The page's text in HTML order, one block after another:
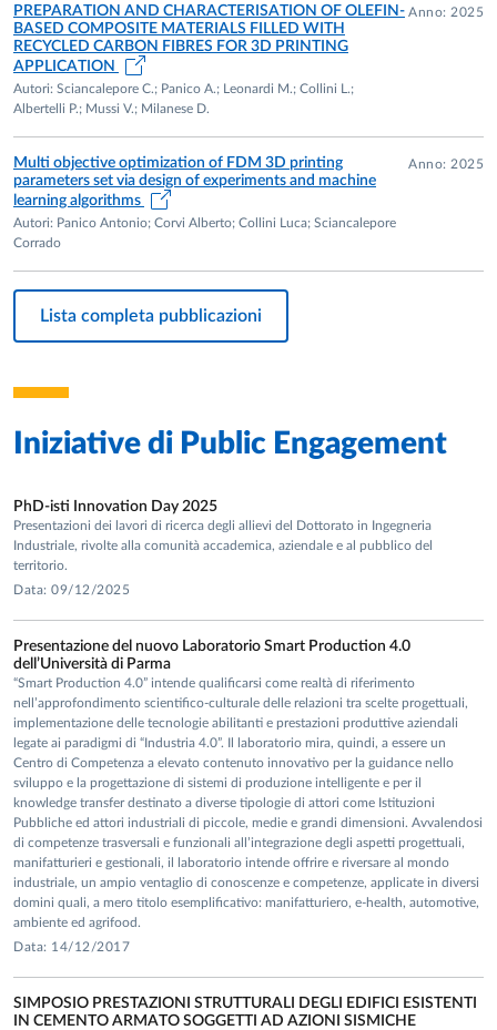
PREPARATION AND CHARACTERISATION OF OLEFIN-
BASED COMPOSITE MATERIALS FILLED WITH
RECYCLED CARBON FIBRES FOR 3D PRINTING
APPLICATION
Autori: Sciancalepore C.; Panico A.; Leonardi M.; Collini L.;
Albertelli P.; Mussi V.; Milanese D.
Anno: 2025
Multi objective optimization of FDM 3D printing
parameters set via design of experiments and machine
learning algorithms
Autori: Panico Antonio; Corvi Alberto; Collini Luca; Sciancalepore
Corrado
Anno: 2025
Lista completa pubblicazioni
Iniziative di Public Engagement
PhD-isti Innovation Day 2025
Presentazioni dei lavori di ricerca degli allievi del Dottorato in Ingegneria
Industriale, rivolte alla comunità accademica, aziendale e al pubblico del
territorio.
Data: 09/12/2025
Presentazione del nuovo Laboratorio Smart Production 4.0
dell’Università di Parma
“Smart Production 4.0” intende qualificarsi come realtà di riferimento
nell’approfondimento scientifico-culturale delle relazioni tra scelte progettuali,
implementazione delle tecnologie abilitanti e prestazioni produttive aziendali
legate ai paradigmi di “Industria 4.0”. Il laboratorio mira, quindi, a essere un
Centro di Competenza a elevato contenuto innovativo per la guidance nello
sviluppo e la progettazione di sistemi di produzione intelligente e per il
knowledge transfer destinato a diverse tipologie di attori come Istituzioni
Pubbliche ed attori industriali di piccole, medie e grandi dimensioni. Avvalendosi
di competenze trasversali e funzionali all’integrazione degli aspetti progettuali,
manifatturieri e gestionali, il laboratorio intende offrire e riversare al mondo
industriale, un ampio ventaglio di conoscenze e competenze, applicate in diversi
domini quali, a mero titolo esemplificativo: manifatturiero, e-health, automotive,
ambiente ed agrifood.
Data: 14/12/2017
SIMPOSIO PRESTAZIONI STRUTTURALI DEGLI EDIFICI ESISTENTI
IN CEMENTO ARMATO SOGGETTI AD AZIONI SISMICHE